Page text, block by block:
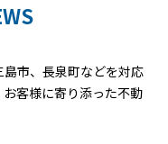
市、長泉町などを対応
客様に寄り添った不動